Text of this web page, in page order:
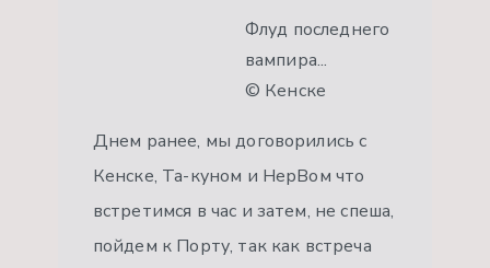
Флуд последнего
вампира...
© Кенске
Днем ранее, мы договорились с
Кенске, Та-куном и НерВом что
встретимся в час и затем, не спеша,
пойдем к Порту, так как встреча